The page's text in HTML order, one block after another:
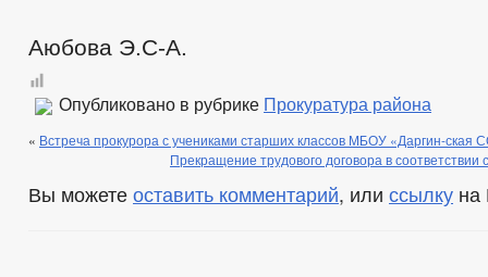
Аюбова Э.С-А.
Опубликовано в рубрике Прокуратура района
« Встреча прокурора с учениками старших классов МБОУ «Даргин-
Прекращение трудового договора в
Вы можете оставить комментарий, или ссылку на